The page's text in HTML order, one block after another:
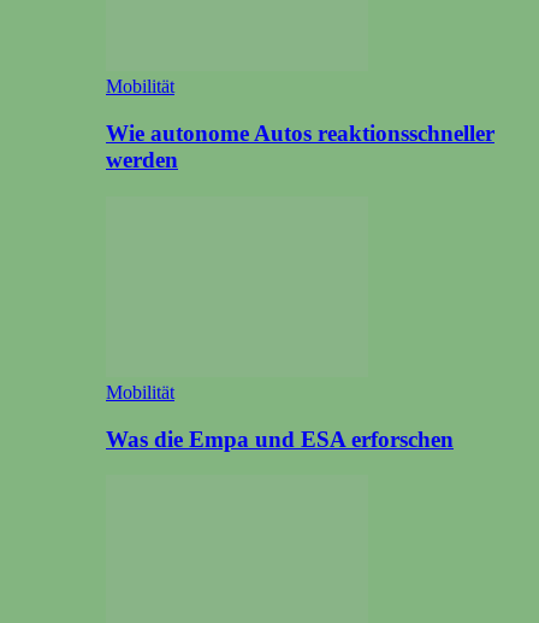
Mobilität
Wie autonome Autos reaktionsschneller
werden
Mobilität
Was die Empa und ESA erforschen